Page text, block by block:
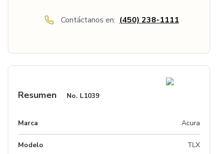
Contáctanos en: (450) 238-1111
Resumen No. L1039
Marca Acura
Modelo TLX